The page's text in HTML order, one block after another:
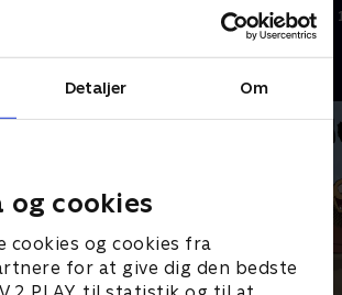
Detaljer Om
og cookies
cookies og cookies fra
for at give dig den bedste
mange damehjerter, alt om.
16. januar 2021 • 0 min